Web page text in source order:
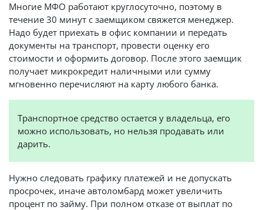
Многие МФО работают круглосуточно, поэтому в
течение 30 минут с заемщиком свяжется менеджер.
Надо будет приехать в офис компании и передать
документы на транспорт, провести оценку его
стоимости и оформить договор. После этого заемщик
получает микрокредит наличными или сумму
мгновенно перечисляют на карту любого банка.
Транспортное средство остается у владельца, его
можно использовать, но нельзя продавать или
дарить.
Нужно следовать графику платежей и не допускать
просрочек, иначе автоломбард может увеличить
процент по займу. При полном отказе от выплат по